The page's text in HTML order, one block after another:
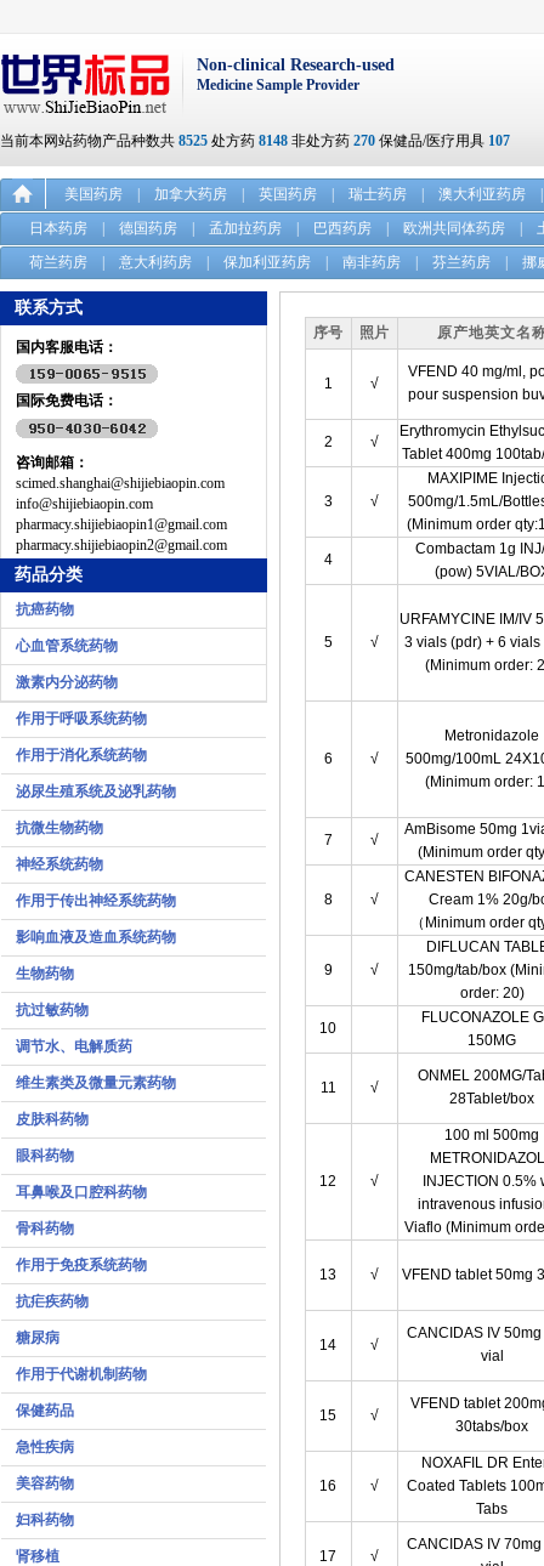
Non-clinical Research-used
Medicine Sample Provider
当前本网站药物产品种数共 8525 处方药 8148 非处方药 270 保健品/医疗用具 107
美国药房 加拿大药房 英国药房 瑞士药房 澳大利亚药房
日本药房
德国药房 孟加拉药房 巴西药房 欧洲共同体药房
荷兰药房
意大利药房 保加利亚药房 南非药房 芬兰药房 挪
联系方式
国内客服电话：
国际免费电话：
咨询邮箱：
scimed.shanghai@shijiebiaopin.com
info@shijiebiaopin.com
pharmacy.shijiebiaopin1@gmail.com
pharmacy.shijiebiaopin2@gmail.com
药品分类
抗癌药物
心血管系统药物
激素内分泌药物
作用于呼吸系统药物
作用于消化系统药物
泌尿生殖系统及泌乳药物
抗微生物药物
神经系统药物
作用于传出神经系统药物
影响血液及造血系统药物
生物药物
抗过敏药物
调节水、电解质药
维生素类及微量元素药物
皮肤科药物
眼科药物
耳鼻喉及口腔科药物
骨科药物
作用于免疫系统药物
抗疟疾药物
糖尿病
作用于代谢机制药物
保健药品
急性疾病
美容药物
妇科药物
肾移植
序号 照片 原产地英文名
1 √
VFEND 40 mg/ml,
pour suspension
2 √
Erythromycin
Tablet 400mg
3 √
MAXIPIME
500mg/1.5mL/
(Minimum order
4
Combactam 1g
(pow) 5VIAL/
5 √
URFAMYCINE IM/IV
3 vials (pdr) + 6 vials
(Minimum order:
6 √
Metronidazole
500mg/100mL
(Minimum order:
7 √
AmBisome 50mg
(Minimum order
8 √
CANESTEN
Cream 1% 20g/
（Minimum order
9 √
DIFLUCAN
150mg/tab/box
order: 20)
10
FLUCONAZOLE
150MG
11 √
ONMEL 200MG/
28Tablet/box
12 √
100 ml 500mg
INJECTION 0.5%
intravenous
Viaflo (Minimum
13 √ VFEND tablet 50mg
14 √
CANCIDAS IV
vial
15 √
VFEND tablet
30tabs/box
16 √
NOXAFIL DR
Coated Tablets
Tabs
17 √
CANCIDAS IV